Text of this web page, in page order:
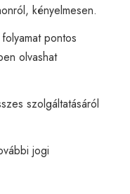
kényelmesen.
pontos
olvashat
szolgáltatásáról
jogi